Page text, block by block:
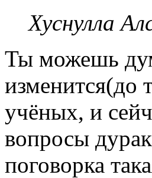
Хуснулла
Ты можешь
изменится(до
учёных, и
вопросы
поговорка